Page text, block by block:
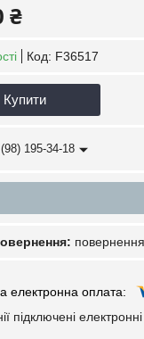
₴
Код: F36517
Купити
195-34-18
підключені